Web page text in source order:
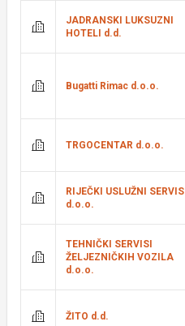
JADRANSKI LUKSUZNI
HOTELI d.d.
Bugatti Rimac d.o.o.
TRGOCENTAR d.o.o.
RIJEČKI USLUŽNI SERVIS
d.o.o.
TEHNIČKI SERVISI
ŽELJEZNIČKIH VOZILA
d.o.o.
ŽITO d.d.